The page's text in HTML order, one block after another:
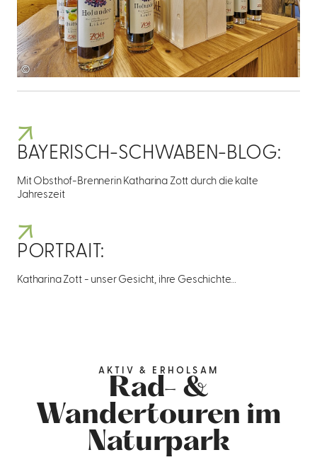
©
BAYERISCH-SCHWABEN-BLOG:
Mit Obsthof-Brennerin Katharina Zott durch die kalte
Jahreszeit
PORTRAIT:
Katharina Zott - unser Gesicht, ihre Geschichte...
AKTIV & ERHOLSAM
Rad- &
Wandertouren im
Naturpark